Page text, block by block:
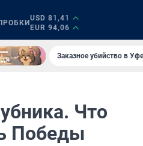
USD 81,41
EUR 94,06
Заказное убийство в
Что
Победы